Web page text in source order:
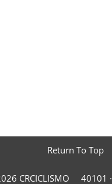
Return To Top
CRCICLISMO 40101 ·